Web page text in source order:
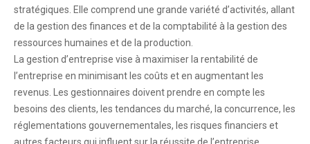
stratégiques. Elle comprend une grande variété d’activités, allant
de la gestion des finances et de la comptabilité à la gestion des
ressources humaines et de la production.
La gestion d’entreprise vise à maximiser la rentabilité de
l’entreprise en minimisant les coûts et en augmentant les
revenus. Les gestionnaires doivent prendre en compte les
besoins des clients, les tendances du marché, la concurrence, les
réglementations gouvernementales, les risques financiers et